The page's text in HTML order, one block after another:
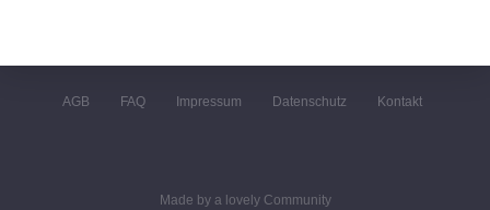
AGB FAQ Impressum Datenschutz Kontakt
Made by a lovely Community